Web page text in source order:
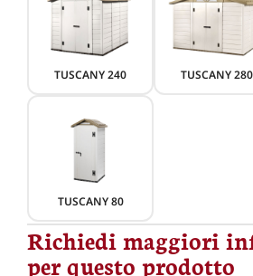
TUSCANY 240 TUSCANY 280
TUSCANY 80
Richiedi maggiori
per questo prodotto